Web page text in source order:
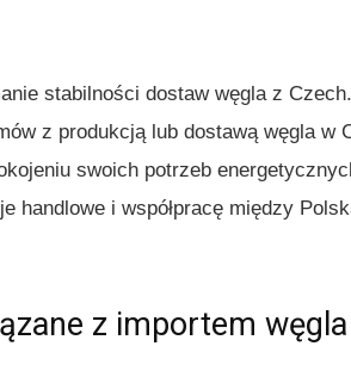
stabilności dostaw węgla z
z produkcją lub dostawą węgla w
swoich potrzeb
handlowe i współpracę między
z importem węgla